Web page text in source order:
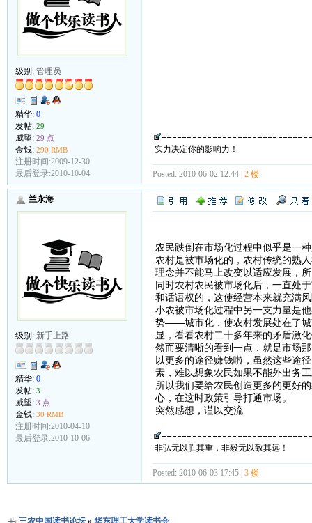
级别: 管理员
精华: 0
发帖: 29
威望: 29 点
金钱: 290 RMB
注册时间:2009-12-30
最后登录:2010-10-04
实力决定你的影响力！
Posted: 2010-06-02 12:44 | 2 楼
兰永海
级别: 新手上路
精华: 0
发帖: 3
威望: 3 点
金钱: 30 RMB
注册时间:2010-04-10
最后登录:2010-10-06
农民跌倒在市场化过程中似乎是一
农村是被市场化的，农村传统的熟
理念并不能马上改变以适应发展，
同时农村农民被市场化后，一直处
和话语权的，这使经营本来就充满
小农被市场化过程中另一支力量是
势——城市化，使农村发展处在了城
显，看看农村二十多年来的矛盾激
然而要清晰的看到一点，就是市场
以更多的途径赚钱啦，虽然这些途
素，难以想象农民如果不能外出务
所以我们要给农民创造更多的更好
心，在这时政策引导打通市场。
突然感想，谨以交流
非弘无以胜其重，非毅无以致其远！
Posted: 2010-06-03 17:45 | 3 楼
三农中国读书论坛» 华东理工大学读书会